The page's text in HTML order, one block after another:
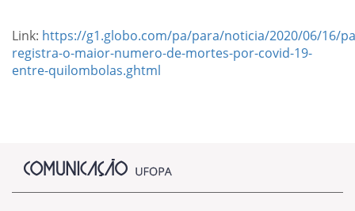
Link: https://g1.globo.com/pa/para/noticia/2020/06/16/
registra-o-maior-numero-de-mortes-por-covid-19-
entre-quilombolas.ghtml